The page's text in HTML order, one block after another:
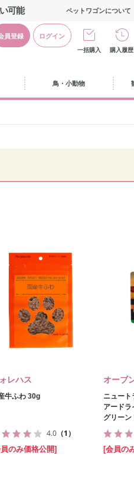
可能
員登録 ログイン
ペットワゴンについて
一括購入 購入履歴
鳥・小動物
レハス
牛ふわ 30g
4.0 （1）
のみ価格公開]
オーブ
ニュート
アードラ
グリー
[会員の